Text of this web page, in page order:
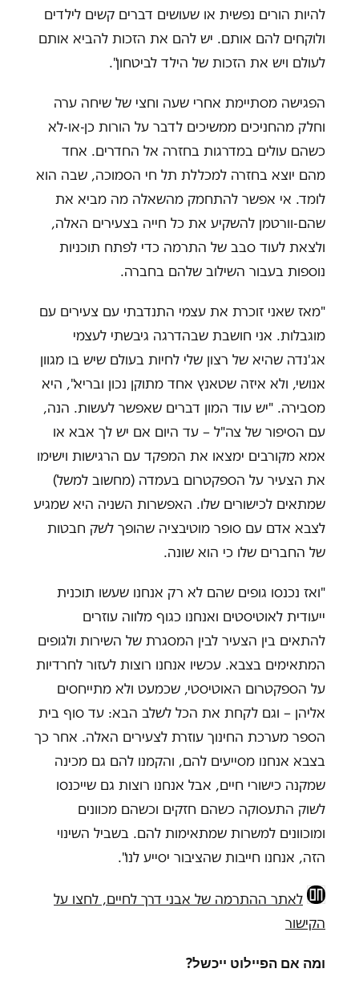
להיות הורים נפשית או שעושים דברים קשים לילדים
ולוקחים להם אותם. יש להם את הזכות להביא אותם
לעולם ויש את הזכות של הילד לביטחון".
הפגישה מסתיימת אחרי שעה וחצי של שיחה ערה
וחלק מהחניכים ממשיכים לדבר על הורות כן-או-לא
כשהם עולים במדרגות בחזרה אל החדרים. אחד
מהם יוצא בחזרה למכללת תל חי הסמוכה, שבה הוא
לומד. אי אפשר להתחמק מהשאלה מה מביא את
שהם-וורטמן להשקיע את כל חייה בצעירים האלה,
ולצאת לעוד סבב של התרמה כדי לפתח תוכניות
נוספות בעבור השילוב שלהם בחברה.
"מאז שאני זוכרת את עצמי התנדבתי עם צעירים עם
מוגבלות. אני חושבת שבהדרגה גיבשתי לעצמי
אג'נדה שהיא של רצון שלי לחיות בעולם שיש בו מגוון
אנושי, ולא איזה שטאנץ אחד מתוקן נכון ובריא", היא
מסבירה. "יש עוד המון דברים שאפשר לעשות. הנה,
עם הסיפור של צה"ל – עד היום אם יש לך אבא או
אמא מקורבים ימצאו את המפקד עם הרגישות וישימו
את הצעיר על הספקטרום בעמדה (מחשוב למשל)
שמתאים לכישורים שלו. האפשרות השניה היא שמגיע
לצבא אדם עם סופר מוטיבציה שהופך לשק חבטות
של החברים שלו כי הוא שונה.
"ואז נכנסו גופים שהם לא רק אנחנו שעשו תוכנית
ייעודית לאוטיסטים ואנחנו כגוף מלווה עוזרים
להתאים בין הצעיר לבין המסגרת של השירות ולגופים
המתאימים בצבא. עכשיו אנחנו רוצות לעזור לחרדיות
על הספקטרום האוטיסטי, שכמעט ולא מתייחסים
אליהן – וגם לקחת את הכל לשלב הבא: עד סוף בית
הספר מערכת החינוך עוזרת לצעירים האלה. אחר כך
בצבא אנחנו מסייעים להם, והקמנו להם גם מכינה
שמקנה כישורי חיים, אבל אנחנו רוצות גם שייכנסו
לשוק התעסוקה כשהם חזקים וכשהם מכוונים
ומוכוונים למשרות שמתאימות להם. בשביל השינוי
הזה, אנחנו חייבות שהציבור יסייע לנו".
לאתר ההתרמה של אבני דרך לחיים, לחצו על
הקישור
ומה אם הפיילוט ייכשל?